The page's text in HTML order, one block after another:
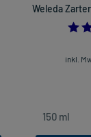
Weleda
inkl.